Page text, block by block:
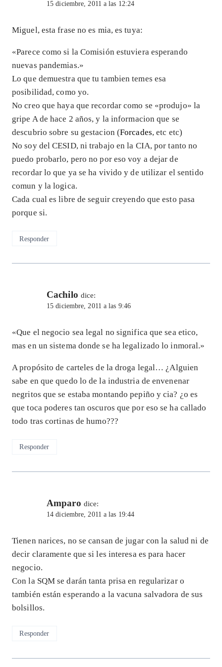
15 diciembre, 2011 a las 12:24
Miguel, esta frase no es mia, es tuya:
«Parece como si la Comisión estuviera esperando
nuevas pandemias.»
Lo que demuestra que tu tambien temes esa
posibilidad, como yo.
No creo que haya que recordar como se «produjo» la
gripe A de hace 2 años, y la informacion que se
descubrio sobre su gestacion (Forcades, etc etc)
No soy del CESID, ni trabajo en la CIA, por tanto no
puedo probarlo, pero no por eso voy a dejar de
recordar lo que ya se ha vivido y de utilizar el sentido
comun y la logica.
Cada cual es libre de seguir creyendo que esto pasa
porque si.
Responder
Cachilo dice:
15 diciembre, 2011 a las 9:46
«Que el negocio sea legal no significa que sea etico,
mas en un sistema donde se ha legalizado lo inmoral.»
A propósito de carteles de la droga legal… ¿Alguien
sabe en que quedo lo de la industria de envenenar
negritos que se estaba montando pepiño y cia? ¿o es
que toca poderes tan oscuros que por eso se ha callado
todo tras cortinas de humo???
Responder
Amparo dice:
14 diciembre, 2011 a las 19:44
Tienen narices, no se cansan de jugar con la salud ni de
decir claramente que si les interesa es para hacer
negocio.
Con la SQM se darán tanta prisa en regularizar o
también están esperando a la vacuna salvadora de sus
bolsillos.
Responder